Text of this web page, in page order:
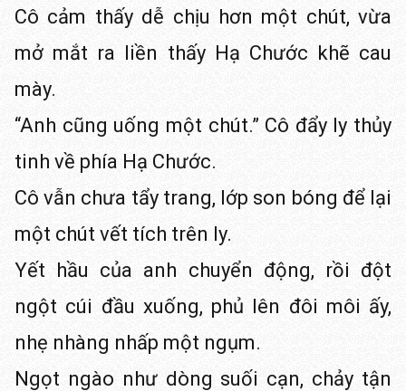
Cô cảm thấy dễ chịu hơn một chút, vừa
mở mắt ra liền thấy Hạ Chước khẽ cau
mày.
“Anh cũng uống một chút.” Cô đẩy ly thủy
tinh về phía Hạ Chước.
Cô vẫn chưa tẩy trang, lớp son bóng để lại
một chút vết tích trên ly.
Yết hầu của anh chuyển động, rồi đột
ngột cúi đầu xuống, phủ lên đôi môi ấy,
nhẹ nhàng nhấp một ngụm.
Ngọt ngào như dòng suối cạn, chảy tận